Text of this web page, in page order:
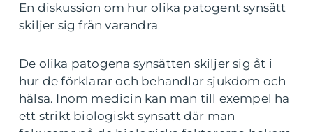
En diskussion om hur olika patogent synsätt
skiljer sig från varandra
De olika patogena synsätten skiljer sig åt i
hur de förklarar och behandlar sjukdom och
hälsa. Inom medicin kan man till exempel ha
ett strikt biologiskt synsätt där man